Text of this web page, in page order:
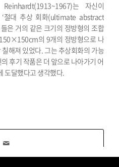
는 자신이
절대 추상 회화(ultimate abstract
은 거의 같은 크기의 정방형의 조합
의 9개의 정방형으로 나
해져 있었다. 그는 추상회화의 가능
후기 작품은 더 앞으로 나아가기 어
도달했다고 생각했다.